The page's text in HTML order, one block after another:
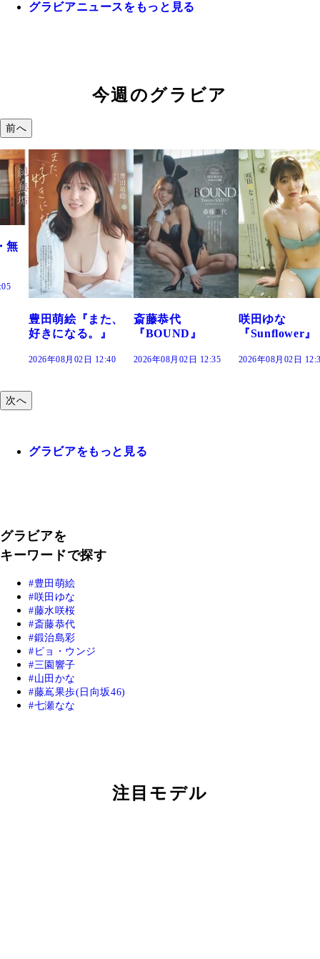
グラビアニュースをもっと見る
今週のグラビア
前へ
また、
。』
12:40
斎藤恭代
『BOUND』
2026年08月02日 12:35
咲田ゆな
『Sunflower』
2026年08月02日 12:30
藤水咲桜
だまり』
2026年08月02
次へ
グラビアをもっと見る
グラビアを
キーワードで探す
豊田萌絵
咲田ゆな
藤水咲桜
斎藤恭代
鍛治島彩
ピョ・ウンジ
三園響子
山田かな
藤嶌果歩(日向坂46)
七瀬なな
注目モデル